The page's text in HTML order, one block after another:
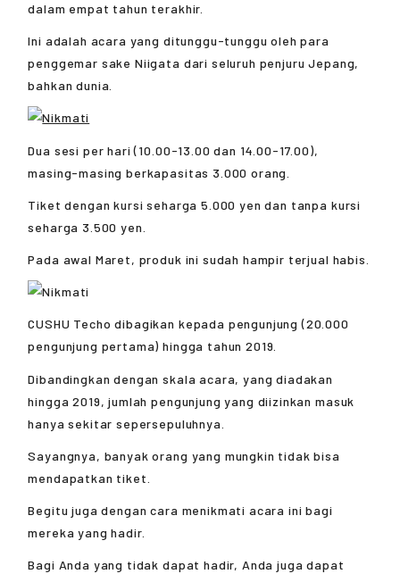
dalam empat tahun terakhir.
Ini adalah acara yang ditunggu-tunggu oleh para
penggemar sake Niigata dari seluruh penjuru Jepang,
bahkan dunia.
Dua sesi per hari (10.00-13.00 dan 14.00-17.00),
masing-masing berkapasitas 3.000 orang.
Tiket dengan kursi seharga 5.000 yen dan tanpa kursi
seharga 3.500 yen.
Pada awal Maret, produk ini sudah hampir terjual habis.
CUSHU Techo dibagikan kepada pengunjung (20.000
pengunjung pertama) hingga tahun 2019.
Dibandingkan dengan skala acara, yang diadakan
hingga 2019, jumlah pengunjung yang diizinkan masuk
hanya sekitar sepersepuluhnya.
Sayangnya, banyak orang yang mungkin tidak bisa
mendapatkan tiket.
Begitu juga dengan cara menikmati acara ini bagi
mereka yang hadir.
Bagi Anda yang tidak dapat hadir, Anda juga dapat